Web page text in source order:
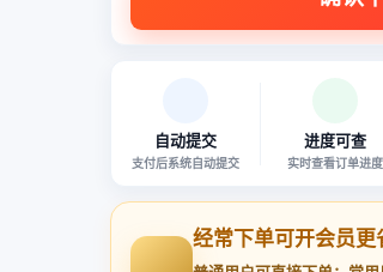
自动提交
支付后系统自动提交
进度可查
实时查看订单进度
经常下单可开会员更